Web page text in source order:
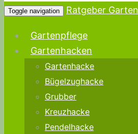
Toggle navigation Ratgeber
Gartenpflege
Gartenhacken
Gartenhacke
Bügelzughacke
Grubber
Kreuzhacke
Pendelhacke